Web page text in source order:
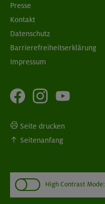
Presse
Kontakt
Datenschutz
Barrierefreiheitserklärung
Impressum
Seite drucken
Seitenanfang
High Contrast Mode: